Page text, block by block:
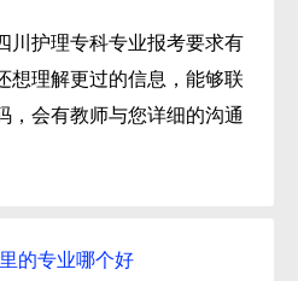
川护理专科专业报考要求有
想理解更过的信息，能够联
，会有教师与您详细的沟通
的专业哪个好